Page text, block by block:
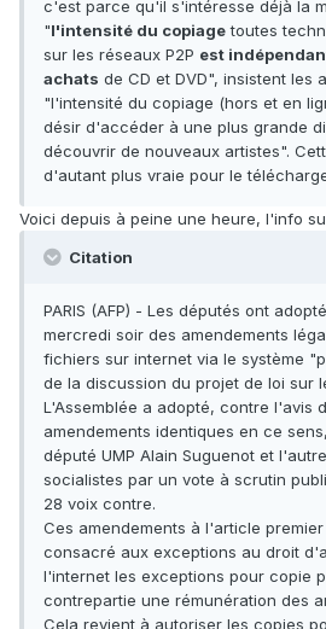
c'est parce qu'il s'intéresse déjà la
"l'intensité du copiagetoutes
sur les réseaux P2P est
achats de CD et DVD", insistent les
"l'intensité du copiage (hors et en
désir d'accéder à une plus grande
découvrir de nouveaux artistes".
d'autant plus vraie pour le
Voici depuis à peine une heure, l'info
Citation
PARIS (AFP) - Les députés ont
mercredi soir des amendements
fichiers sur internet via le système
de la discussion du projet de loi sur
L'Assemblée a adopté, contre l'avis
amendements identiques en ce
député UMP Alain Suguenot et
socialistes par un vote à scrutin
28 voix contre.
Ces amendements à l'article
consacré aux exceptions au droit
l'internet les exceptions pour copie
contrepartie une rémunération des
Cela revient à autoriser les copies